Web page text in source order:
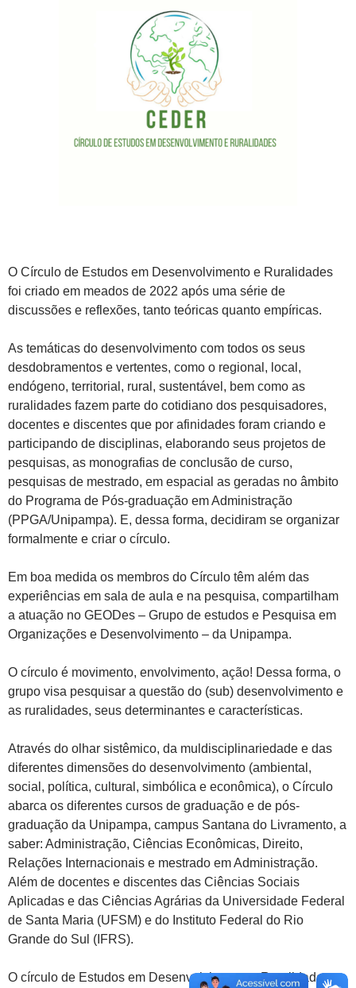
O Círculo de Estudos em Desenvolvimento e Ruralidades
foi criado em meados de 2022 após uma série de
discussões e reflexões, tanto teóricas quanto empíricas.
As temáticas do desenvolvimento com todos os seus
desdobramentos e vertentes, como o regional, local,
endógeno, territorial, rural, sustentável, bem como as
ruralidades fazem parte do cotidiano dos pesquisadores,
docentes e discentes que por afinidades foram criando e
participando de disciplinas, elaborando seus projetos de
pesquisas, as monografias de conclusão de curso,
pesquisas de mestrado, em espacial as geradas no âmbito
do Programa de Pós-graduação em Administração
(PPGA/Unipampa). E, dessa forma, decidiram se organizar
formalmente e criar o círculo.
Em boa medida os membros do Círculo têm além das
experiências em sala de aula e na pesquisa, compartilham
a atuação no GEODes – Grupo de estudos e Pesquisa em
Organizações e Desenvolvimento – da Unipampa.
O círculo é movimento, envolvimento, ação! Dessa forma, o
grupo visa pesquisar a questão do (sub) desenvolvimento e
as ruralidades, seus determinantes e características.
Através do olhar sistêmico, da muldisciplinariedade e das
diferentes dimensões do desenvolvimento (ambiental,
social, política, cultural, simbólica e econômica), o Círculo
abarca os diferentes cursos de graduação e de pós-
graduação da Unipampa, campus Santana do Livramento, a
saber: Administração, Ciências Econômicas, Direito,
Relações Internacionais e mestrado em Administração.
Além de docentes e discentes das Ciências Sociais
Aplicadas e das Ciências Agrárias da Universidade Federal
de Santa Maria (UFSM) e do Instituto Federal do Rio
Grande do Sul (IFRS).
O círculo de Estudos em Desenvolvimento e Ruralidades